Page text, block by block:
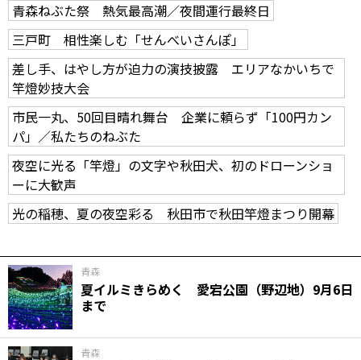
青森ねぶた祭 熱気最高潮／夜間運行最終日
三戸町 相性楽しむ「せんべいさんぽ」
差し手、はやし方が迫力の演技披露 エリアなかいちで
竿燈妙技大会
市民一丸、50回目晴れ舞台 企業に頼らず「100円カン
パ」／私たちのねぶた
夜空に光る「竿燈」の文字や秋田犬、初のドローンショ
ーに大歓声
光の稲穂、夏の夜空彩る 秋田市で秋田竿燈まつり開幕
青森
夏イルミきらめく 愛宕公園（野辺地）9月6日
まで
青森